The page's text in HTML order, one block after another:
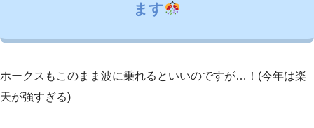
ます
ホークスもこのまま波に乗れるといいのですが…！(今年は楽
天が強すぎる)